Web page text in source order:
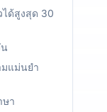
ด้สูงสุด 30
แม่นยำ
ษา